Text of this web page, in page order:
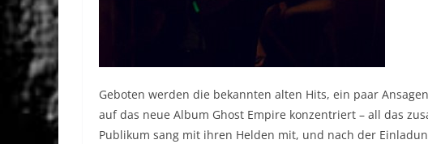
Geboten werden die bekannten alten Hits, ein paar
auf das neue Album Ghost Empire konzentriert – all das
Publikum sang mit ihren Helden mit, und nach der